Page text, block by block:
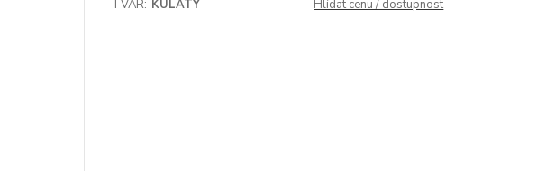
TVAR: KULATÝ Hlídat cenu / dostupnost